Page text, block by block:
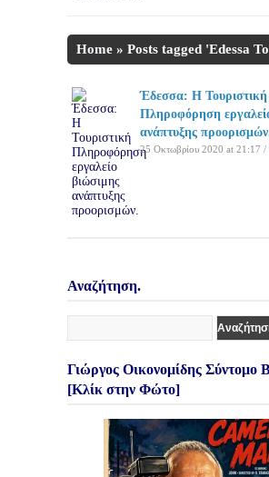
Home » Posts tagged 'Edessa
Έδεσσα: Η Τουριστική
Πληροφόρηση
ανάπτυξης
25 Οκτωβρίου 2020 at 21:17 /
Αναζήτηση.
Γιώργος Οικονομίδης Σύντομο
[Κλίκ στην Φώτο]